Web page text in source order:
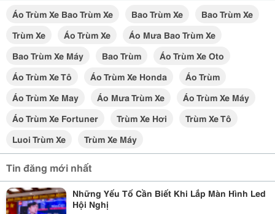
Áo Trùm Xe Bao Trùm Xe Bao Trùm Xe
Bao Trùm Xe
Trùm Xe
Áo Trùm Xe
Áo Mưa Bao Trùm Xe
Bao Trùm Xe Máy
Bao Trùm
Áo Trùm Xe Oto
Áo Trùm Xe Tô
Áo Trùm Xe Honda
Áo Trùm
Áo Trùm Xe May
Áo Mưa Trùm Xe
Áo Trùm Xe Máy
Áo Trùm Xe Fortuner
Trùm Xe Hơi
Trùm Xe Tô
Luoi Trùm Xe
Trùm Xe Máy
Tin đăng mới nhất
Những Yếu Tố Cần Biết Khi Lắp Màn Hình Led
Hội Nghị